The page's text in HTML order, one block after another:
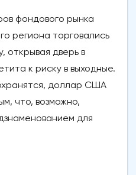
фондового рынка
региона торговались
открывая дверь в
к риску в выходные.
доллар США
что, возможно,
для